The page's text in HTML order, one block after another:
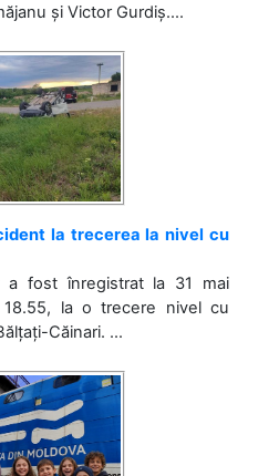
și Victor Gurdiș....
la trecerea la nivel cu
a fost înregistrat la 31 mai
la o trecere nivel cu
Căinari. ...